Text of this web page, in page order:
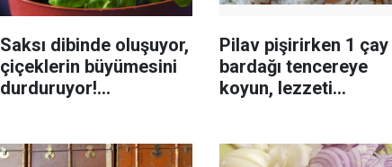
Saksı dibinde oluşuyor,
çiçeklerin büyümesini
durduruyor!
Pilav pişirirken 1 çay
bardağı tencereye
koyun, lezzeti